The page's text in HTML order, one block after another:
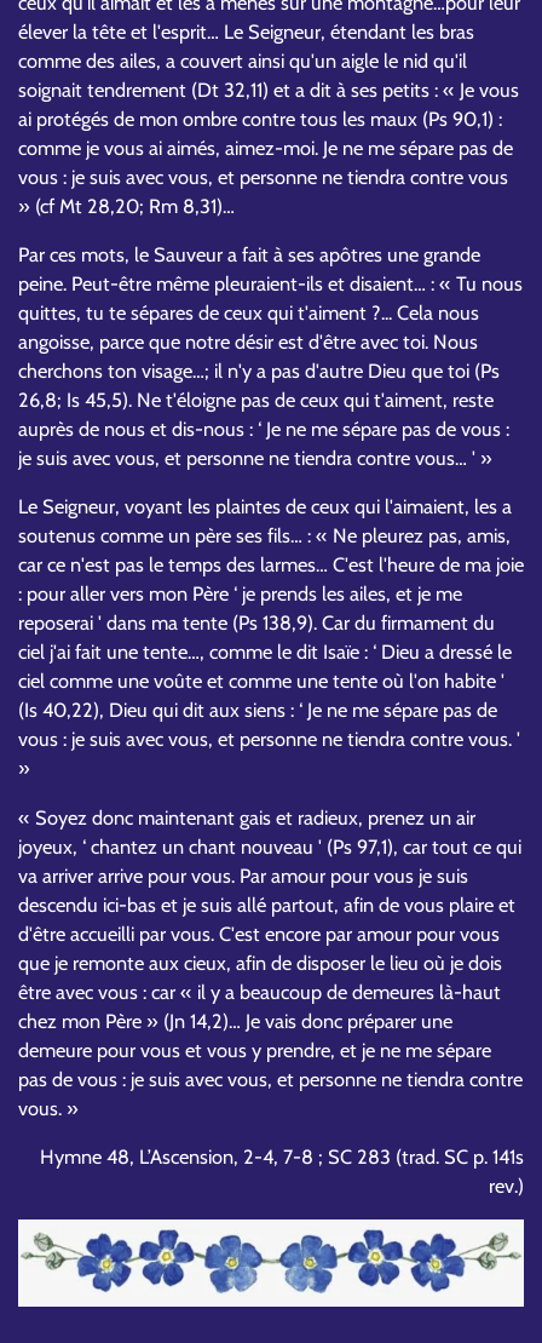
élever la tête et l'esprit… Le Seigneur, étendant les bras
comme des ailes, a couvert ainsi qu'un aigle le nid qu'il
soignait tendrement (Dt 32,11) et a dit à ses petits : « Je vous
ai protégés de mon ombre contre tous les maux (Ps 90,1) :
comme je vous ai aimés, aimez-moi. Je ne me sépare pas de
vous : je suis avec vous, et personne ne tiendra contre vous
» (cf Mt 28,20; Rm 8,31)…
Par ces mots, le Sauveur a fait à ses apôtres une grande
peine. Peut-être même pleuraient-ils et disaient… : « Tu nous
quittes, tu te sépares de ceux qui t'aiment ?... Cela nous
angoisse, parce que notre désir est d'être avec toi. Nous
cherchons ton visage…; il n'y a pas d'autre Dieu que toi (Ps
26,8; Is 45,5). Ne t'éloigne pas de ceux qui t'aiment, reste
auprès de nous et dis-nous : ‘ Je ne me sépare pas de vous :
je suis avec vous, et personne ne tiendra contre vous… ' »
Le Seigneur, voyant les plaintes de ceux qui l'aimaient, les a
soutenus comme un père ses fils… : « Ne pleurez pas, amis,
car ce n'est pas le temps des larmes… C'est l'heure de ma joie
: pour aller vers mon Père ‘ je prends les ailes, et je me
reposerai ' dans ma tente (Ps 138,9). Car du firmament du
ciel j'ai fait une tente…, comme le dit Isaïe : ‘ Dieu a dressé le
ciel comme une voûte et comme une tente où l'on habite '
(Is 40,22), Dieu qui dit aux siens : ‘ Je ne me sépare pas de
vous : je suis avec vous, et personne ne tiendra contre vous. '
»
« Soyez donc maintenant gais et radieux, prenez un air
joyeux, ‘ chantez un chant nouveau ' (Ps 97,1), car tout ce qui
va arriver arrive pour vous. Par amour pour vous je suis
descendu ici-bas et je suis allé partout, afin de vous plaire et
d'être accueilli par vous. C'est encore par amour pour vous
que je remonte aux cieux, afin de disposer le lieu où je dois
être avec vous : car « il y a beaucoup de demeures là-haut
chez mon Père » (Jn 14,2)… Je vais donc préparer une
demeure pour vous et vous y prendre, et je ne me sépare
pas de vous : je suis avec vous, et personne ne tiendra contre
vous. »
Hymne 48, L’Ascension, 2-4, 7-8 ; SC 283 (trad. SC p. 141s
rev.)